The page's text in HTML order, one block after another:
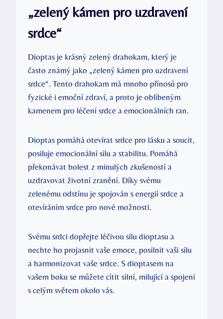
„zelený kámen pro uzdravení
srdce“
Dioptas je krásný zelený drahokam, který je
často známý jako „zelený kámen pro uzdravení
srdce“. Tento drahokam má mnoho přínosů pro
fyzické i emoční zdraví, a proto je oblíbeným
kamenem pro léčení srdce a emocionálních ran.
Dioptas pomáhá otevírat srdce pro lásku a soucit,
posiluje emocionální sílu a stabilitu. Pomáhá
překonávat bolest z minulých zkušeností a
uzdravovat životní zranění. Díky svému
zelenému odstínu je spojován s energií srdce a
otevíráním srdce pro nové možnosti.
Svému srdci dopřejte léčivou sílu dioptasu a
nechte ho projasnit vaše emoce, posilnit vaši sílu
a harmonizovat vaše srdce. S dioptasem na
vašem boku se můžete cítit silní, milující a spojení
s celým světem okolo vás.